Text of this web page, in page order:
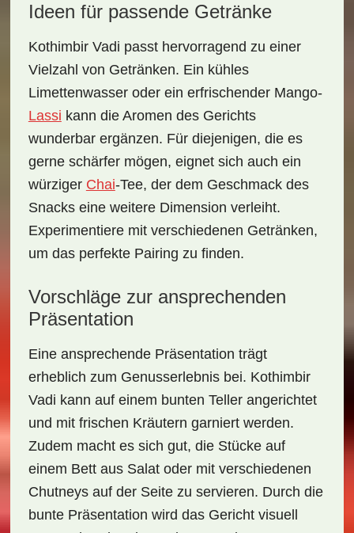
Ideen für passende Getränke
Kothimbir Vadi passt hervorragend zu einer
Vielzahl von Getränken. Ein kühles
Limettenwasseroder ein erfrischender Mango-
Lassi kann die Aromen des Gerichts
wunderbar ergänzen. Für diejenigen, die es
gerne schärfer mögen, eignet sich auch ein
würziger Chai-Tee, der dem Geschmack des
Snacks eine weitere Dimension verleiht.
Experimentiere mit verschiedenen Getränken,
um das perfekte Pairing zu finden.
Vorschläge zur ansprechenden
Präsentation
Eine ansprechende Präsentation trägt
erheblich zum Genusserlebnis bei. Kothimbir
Vadi kann auf einem bunten Teller angerichtet
und mit frischen Kräutern garniert werden.
Zudem macht es sich gut, die Stücke auf
einem Bett aus Salat oder mit verschiedenen
Chutneys auf der Seite zu servieren. Durch die
bunte Präsentation wird das Gericht visuell